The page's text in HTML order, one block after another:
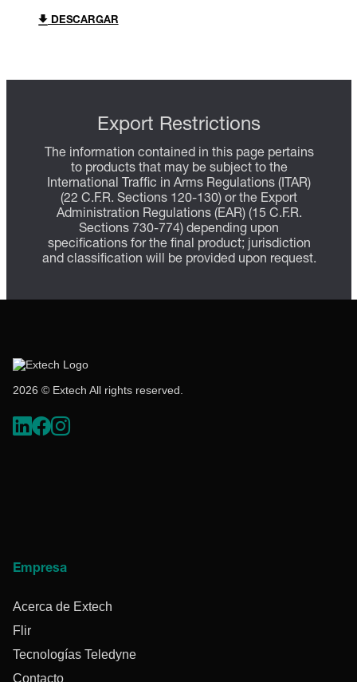
DESCARGAR
Export Restrictions
The information contained in this page pertains
to products that may be subject to the
International Traffic in Arms Regulations (ITAR)
(22 C.F.R. Sections 120-130) or the Export
Administration Regulations (EAR) (15 C.F.R.
Sections 730-774) depending upon
specifications for the final product; jurisdiction
and classification will be provided upon request.
2026 © Extech All rights reserved.
Empresa
Acerca de Extech
Flir
Tecnologías Teledyne
Contacto